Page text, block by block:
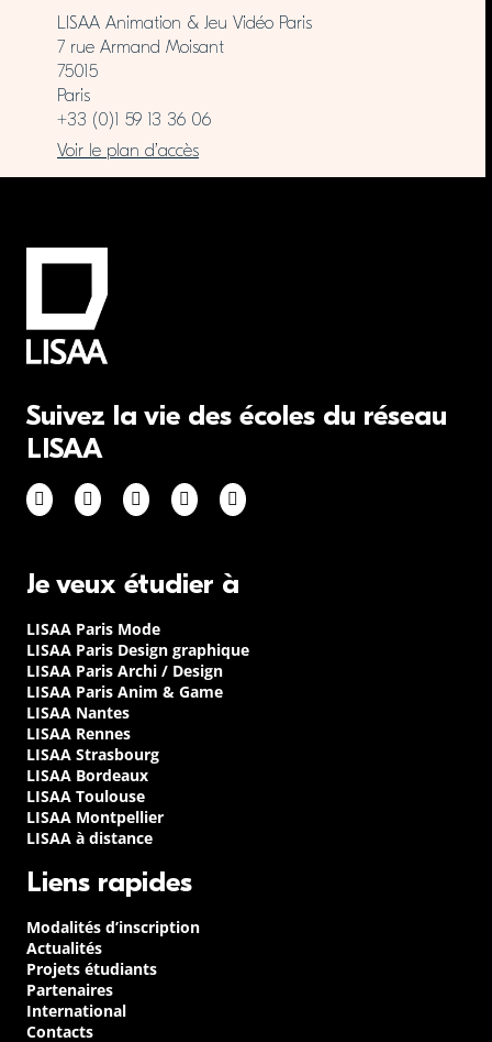
LISAA Animation & Jeu Vidéo Paris
7 rue Armand Moisant
75015
Paris
+33 (0)1 59 13 36 06
Voir le plan d’accès
Suivez la vie des écoles du réseau
LISAA
Je veux étudier à
LISAA Paris Mode
LISAA Paris Design graphique
LISAA Paris Archi / Design
LISAA Paris Anim & Game
LISAA Nantes
LISAA Rennes
LISAA Strasbourg
LISAA Bordeaux
LISAA Toulouse
LISAA Montpellier
LISAA à distance
Liens rapides
Modalités d’inscription
Actualités
Projets étudiants
Partenaires
International
Contacts